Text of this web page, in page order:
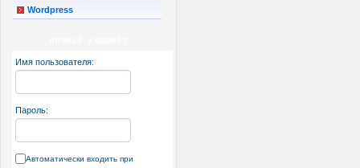
Wordpress
Имя пользователя:
Пароль:
Автоматически входить при